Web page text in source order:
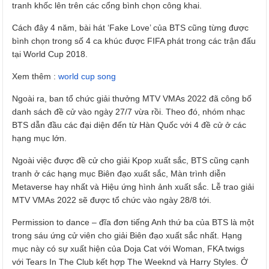
tranh khốc lên trên các cổng bình chọn công khai.
Cách đây 4 năm, bài hát ‘Fake Love’ của BTS cũng từng được
bình chọn trong số 4 ca khúc được FIFA phát trong các trận đấu
tại World Cup 2018.
Xem thêm : world cup song
Ngoài ra, ban tổ chức giải thưởng MTV VMAs 2022 đã công bố
danh sách đề cử vào ngày 27/7 vừa rồi. Theo đó, nhóm nhạc
BTS dẫn đầu các đại diện đến từ Hàn Quốc với 4 đề cử ở các
hạng mục lớn.
Ngoài việc được đề cử cho giải Kpop xuất sắc, BTS cũng cạnh
tranh ở các hạng mục Biên đạo xuất sắc, Màn trình diễn
Metaverse hay nhất và Hiệu ứng hình ảnh xuất sắc. Lễ trao giải
MTV VMAs 2022 sẽ được tổ chức vào ngày 28/8 tới.
Permission to dance – đĩa đơn tiếng Anh thứ ba của BTS là một
trong sáu ứng cử viên cho giải Biên đạo xuất sắc nhất. Hạng
mục này có sự xuất hiện của Doja Cat với Woman, FKA twigs
với Tears In The Club kết hợp The Weeknd và Harry Styles. Ở